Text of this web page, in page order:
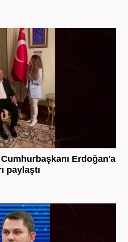
Cumhurbaşkanı Erdoğan'a
paylaştı